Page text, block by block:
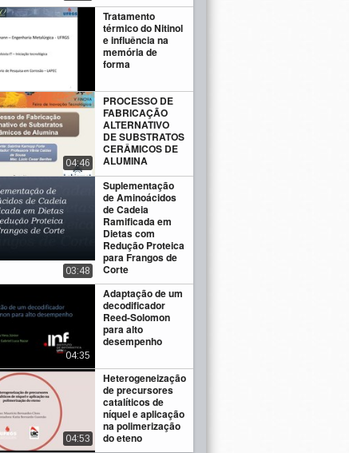
Tratamento
térmico do Nitinol
e influência na
memória de
forma
PROCESSO DE
FABRICAÇÃO
ALTERNATIVO
DE SUBSTRATOS
CERÂMICOS DE
ALUMINA
04:46
Suplementação
de Aminoácidos
de Cadeia
Ramificada em
Dietas com
Redução Proteica
para Frangos de
Corte
03:48
Adaptação de um
decodificador
Reed-Solomon
para alto
desempenho
04:35
Heterogeneização
de precursores
catalíticos de
níquel e aplicação
na polimerização
do eteno
04:53